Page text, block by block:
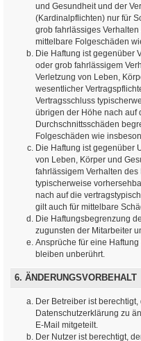
und Gesundheit und der
(Kardinalpflichten) nur für
grob fahrlässiges
mittelbare Folgeschäden
Die Haftung ist gegenüber
oder grob fahrlässigem
Verletzung von Leben,
wesentlicher
Vertragsschluss
übrigen der Höhe nach auf
Durchschnittsschäden
Folgeschäden wie
Die Haftung ist gegenüber
von Leben, Körper und
fahrlässigem Verhalten
typischerweise
nach auf die
gilt auch für mittelbare
Die Haftungsbegrenzung
zugunsten der Mitarbeiter
Ansprüche für eine
bleiben unberührt.
6. ÄNDERUNGSVORBEHALT
Der Betreiber ist
Datenschutzerklärung zu
E-Mail mitgeteilt.
Der Nutzer ist berechtigt,